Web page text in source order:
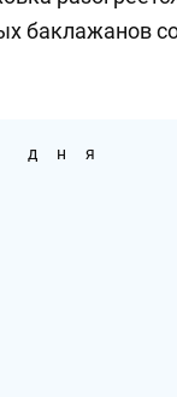
баклажанов
дня